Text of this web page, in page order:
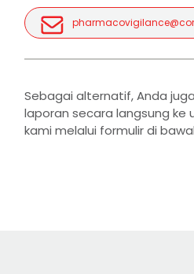
Sebagai alternatif, Anda
laporan secara langsung ke
kami melalui formulir di